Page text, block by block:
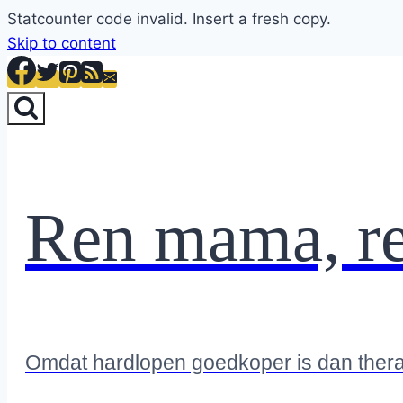
Statcounter code invalid. Insert a fresh copy.
Skip to content
Ren mama,
Omdat hardlopen goedkoper is dan